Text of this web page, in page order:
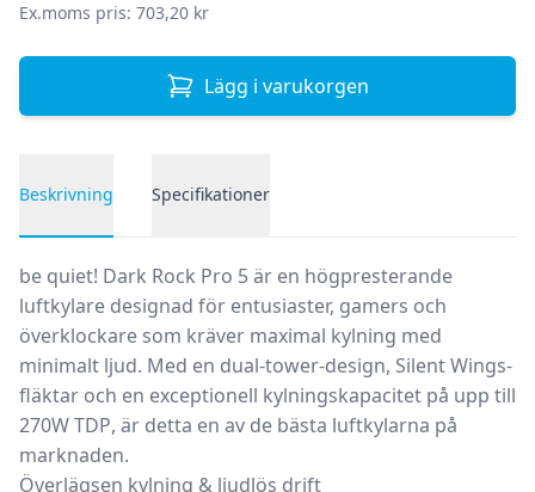
Ex.moms pris: 703,20 kr
Lägg i varukorgen
Beskrivning Specifikationer
be quiet! Dark Rock Pro 5är en högpresterande
luftkylare designad för entusiaster, gamers och
överklockare som kräver maximal kylning med
minimalt ljud. Med en dual-tower-design, Silent Wings-
fläktar och en exceptionell kylningskapacitet på upp till
270W TDP, är detta en av de bästa luftkylarna på
marknaden.
Överlägsen kylning & ljudlös drift